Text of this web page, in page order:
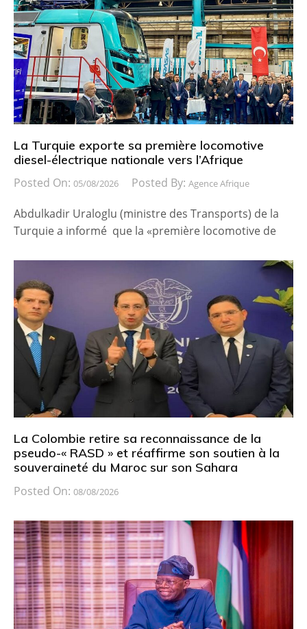
La Turquie exporte sa première locomotive
diesel-électrique nationale vers l’Afrique
Posted On: 05/08/2026 Posted By: Agence Afrique
Abdulkadir Uraloglu (ministre des Transports) de la
Turquie a informé que la «première locomotive de
La Colombie retire sa reconnaissance de la
pseudo-« RASD » et réaffirme son soutien à la
souveraineté du Maroc sur son Sahara
Posted On: 08/08/2026